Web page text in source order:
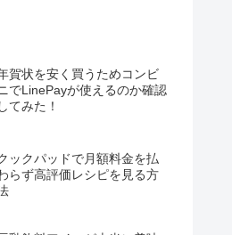
賀状を安く買うためコンビ
でLinePayが使えるのか確認
してみた！
ックパッドで月額料金を払
らず高評価レシピを見る方